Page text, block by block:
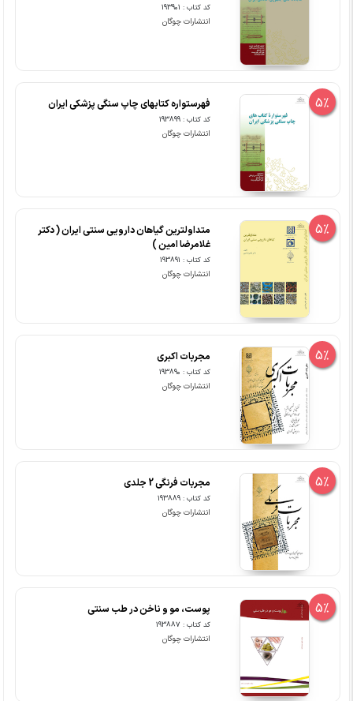
کد کتاب : 193901
انتشارات چوگان
5% فهرستواره کتابهای چاپ سنگی پزشکی ایران
کد کتاب : 193899
انتشارات چوگان
5%
متداولترین گیاهان دارویی سنتی ایران ( دکتر
غلامرضا امین )
کد کتاب : 193891
انتشارات چوگان
5% مجربات اکبری
کد کتاب : 193890
انتشارات چوگان
5% مجربات فرنگی 2 جلدی
کد کتاب : 193889
انتشارات چوگان
5% پوست، مو و ناخن در طب سنتی
کد کتاب : 193887
انتشارات چوگان